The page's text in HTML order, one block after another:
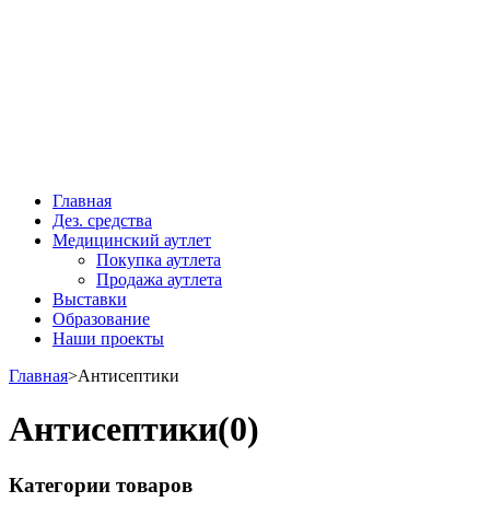
Главная
Дез. средства
Медицинский аутлет
Покупка аутлета
Продажа аутлета
Выставки
Образование
Наши проекты
Главная>Антисептики
Антисептики(0)
Категории товаров